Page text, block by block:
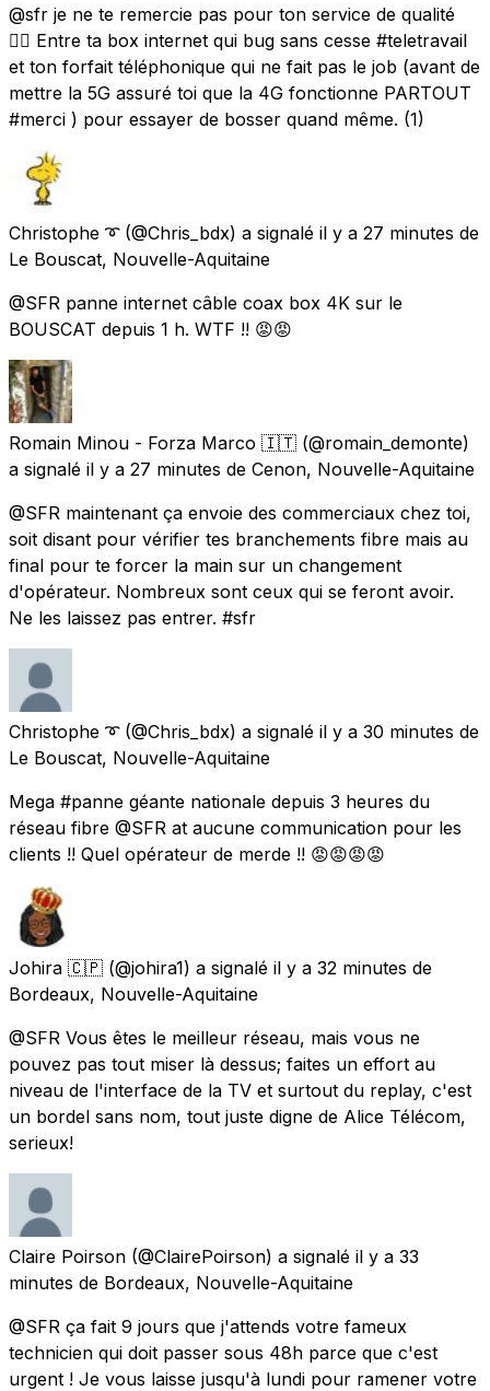
@sfr je ne te remercie pas pour ton service de qualité
👌🏼 Entre ta box internet qui bug sans cesse #teletravail
et ton forfait téléphonique qui ne fait pas le job (avant de
mettre la 5G assuré toi que la 4G fonctionne PARTOUT
#merci ) pour essayer de bosser quand même. (1)
Christophe ➰ (@Chris_bdx) a signalé il y a 27 minutes de
Le Bouscat, Nouvelle-Aquitaine
@SFR panne internet câble coax box 4K sur le
BOUSCAT depuis 1 h. WTF !! 😡😡
Romain Minou - Forza Marco 🇮🇹 (@romain_demonte)
a signalé il y a 27 minutes de Cenon, Nouvelle-Aquitaine
@SFR maintenant ça envoie des commerciaux chez toi,
soit disant pour vérifier tes branchements fibre mais au
final pour te forcer la main sur un changement
d'opérateur. Nombreux sont ceux qui se feront avoir.
Ne les laissez pas entrer. #sfr
Christophe ➰ (@Chris_bdx) a signalé il y a 30 minutes de
Le Bouscat, Nouvelle-Aquitaine
Mega #panne géante nationale depuis 3 heures du
réseau fibre @SFR at aucune communication pour les
clients !! Quel opérateur de merde !! 😡😡😡😡
Johira 🇨🇵 (@johira1) a signalé il y a 32 minutes de
Bordeaux, Nouvelle-Aquitaine
@SFR Vous êtes le meilleur réseau, mais vous ne
pouvez pas tout miser là dessus; faites un effort au
niveau de l'interface de la TV et surtout du replay, c'est
un bordel sans nom, tout juste digne de Alice Télécom,
serieux!
Claire Poirson (@ClairePoirson) a signalé il y a 33
minutes de Bordeaux, Nouvelle-Aquitaine
@SFR ça fait 9 jours que j'attends votre fameux
technicien qui doit passer sous 48h parce que c'est
urgent ! Je vous laisse jusqu'à lundi pour ramener votre